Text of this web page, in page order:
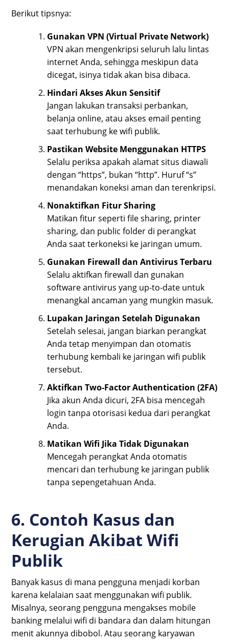
Berikut tipsnya:
Gunakan VPN (Virtual Private Network)
VPN akan mengenkripsi seluruh lalu lintas
internet Anda, sehingga meskipun data
dicegat, isinya tidak akan bisa dibaca.
Hindari Akses Akun Sensitif
Jangan lakukan transaksi perbankan,
belanja online, atau akses email penting
saat terhubung ke wifi publik.
Pastikan Website Menggunakan HTTPS
Selalu periksa apakah alamat situs diawali
dengan “https”, bukan “http”. Huruf “s”
menandakan koneksi aman dan terenkripsi.
Nonaktifkan Fitur Sharing
Matikan fitur seperti file sharing, printer
sharing, dan public folder di perangkat
Anda saat terkoneksi ke jaringan umum.
Gunakan Firewall dan Antivirus Terbaru
Selalu aktifkan firewall dan gunakan
software antivirus yang up-to-date untuk
menangkal ancaman yang mungkin masuk.
Lupakan Jaringan Setelah Digunakan
Setelah selesai, jangan biarkan perangkat
Anda tetap menyimpan dan otomatis
terhubung kembali ke jaringan wifi publik
tersebut.
Aktifkan Two-Factor Authentication (2FA)
Jika akun Anda dicuri, 2FA bisa mencegah
login tanpa otorisasi kedua dari perangkat
Anda.
Matikan Wifi Jika Tidak Digunakan
Mencegah perangkat Anda otomatis
mencari dan terhubung ke jaringan publik
tanpa sepengetahuan Anda.
6. Contoh Kasus dan
Kerugian Akibat Wifi
Publik
Banyak kasus di mana pengguna menjadi korban
karena kelalaian saat menggunakan wifi publik.
Misalnya, seorang pengguna mengakses mobile
banking melalui wifi di bandara dan dalam hitungan
menit akunnya dibobol. Atau seorang karyawan